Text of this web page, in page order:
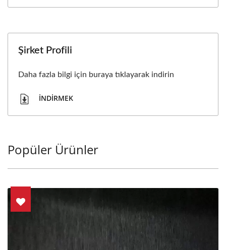
Şirket Profili
Daha fazla bilgi için buraya tıklayarak indirin
İNDIRMEK
Popüler Ürünler